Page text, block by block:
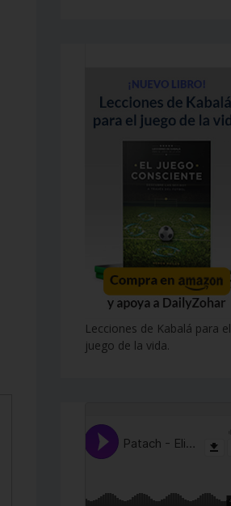
Lecciones de Kabalá para el
juego de la vida.